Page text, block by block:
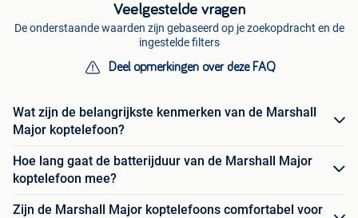
Veelgestelde vragen
De onderstaande waarden zijn gebaseerd op je zoekopdracht en de
ingestelde filters
Deel opmerkingen over deze FAQ
Wat zijn de belangrijkste kenmerken van de Marshall
Major koptelefoon?
Hoe lang gaat de batterijduur van de Marshall Major
koptelefoon mee?
Zijn de Marshall Major koptelefoons comfortabel voor